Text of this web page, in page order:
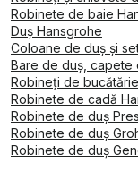
Robinete de baie
Duş Hansgrohe
Coloane de duș și
Bare de duș, capete
Robineți de
Robinete de cadă
Robinete de duș
Robinete de duș
Robinete de duș